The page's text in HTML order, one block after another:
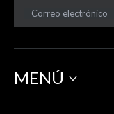
Correo electrónico
MENÚ